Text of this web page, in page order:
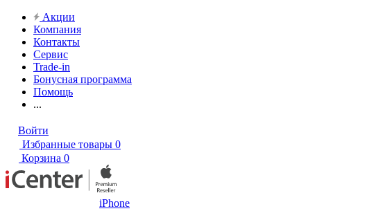
Акции
Компания
Контакты
Сервис
Trade-in
Бонусная программа
Помощь
...
Войти
Избранные товары 0
Корзина 0
iPhone